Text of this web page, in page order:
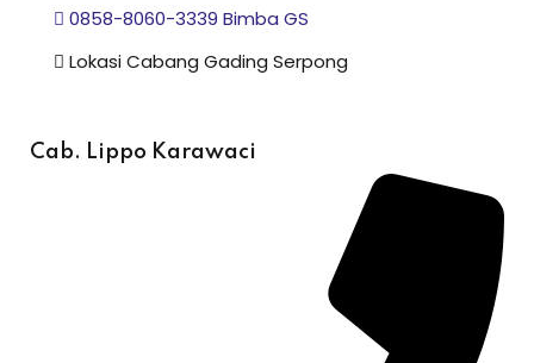
0858-8060-3339 Bimba GS
Lokasi Cabang Gading Serpong
Cab. Lippo Karawaci